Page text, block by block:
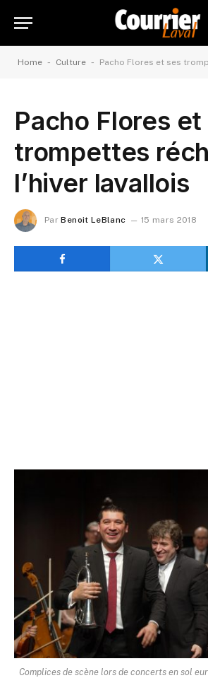
Home - Culture - Pacho Flores et ses trompettes
Pacho Flores et
trompettes
l’hiver lavallois
Par Benoit LeBlanc 15 mars 2018
Complices de scène lors de concerts en sol